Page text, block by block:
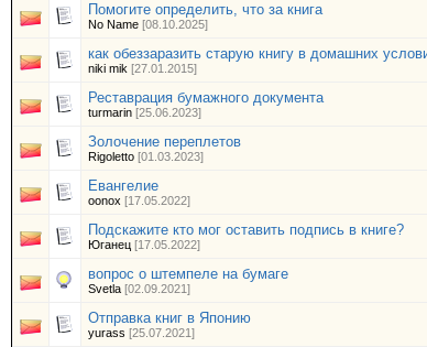
Помогите определить, что за книга
No Name [08.10.2025]
как обеззаразить старую книгу в домашних
niki mik [27.01.2015]
Реставрация бумажного документа
turmarin [25.06.2023]
Золочение переплетов
Rigoletto [01.03.2023]
Евангелие
oonox [17.05.2022]
Подскажите кто мог оставить подпись в книге?
Юганец [17.05.2022]
вопрос о штемпеле на бумаге
Svetla [02.09.2021]
Отправка книг в Японию
yurass [25.07.2021]